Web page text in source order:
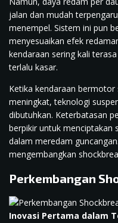
jalan dan mudah
menempel. Sistem ini pun
menyesuaikan efek
kendaraan sering kali
terlalu kasar.
Ketika kendaraan
meningkat, teknologi
dibutuhkan. Keterbatasan
berpikir untuk menciptakan
dalam meredam
mengembangkan
Perkembangan
Inovasi Pertama dalam